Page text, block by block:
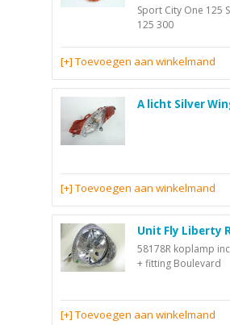
Sport City One 125
125 300
[+] Toevoegen aan winkelmand
A licht Silver
[+] Toevoegen aan winkelmand
Unit Fly Liberty
58178R koplamp
+ fitting Boulevard
[+] Toevoegen aan winkelmand